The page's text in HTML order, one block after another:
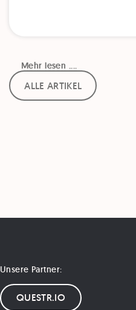
Mehr lesen ....
Mehr lesen ....
ALLE ARTIKEL
Unsere Partner:
QUESTR.IO